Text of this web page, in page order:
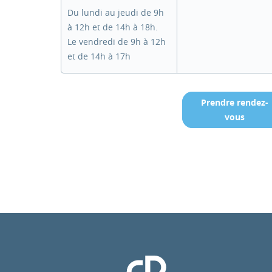
Du lundi au jeudi de 9h
à 12h et de 14h à 18h.
Le vendredi de 9h à 12h
et de 14h à 17h
Prendre rendez-
vous
Clinique Pasteur